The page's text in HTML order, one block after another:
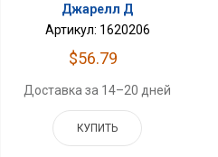
Джарелл Д
Артикул: 1620206
$56.79
Доставка за 14–20 дней
КУПИТЬ